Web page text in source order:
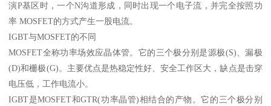
演P基区时，一个N沟道形成，同时出现一个电子流，并完全按照功
率 MOSFET的方式产生一股电流。
IGBT与MOSFET的不同
MOSFET全称功率场效应晶体管。它的三个极分别是源极(S)、漏极
(D)和栅极(G)。主要优点是热稳定性好、安全工作区大，缺点是击穿
电压低，工作电流小。
IGBT是MOSFET和GTR(功率晶管)相结合的产物。它的三个极分别